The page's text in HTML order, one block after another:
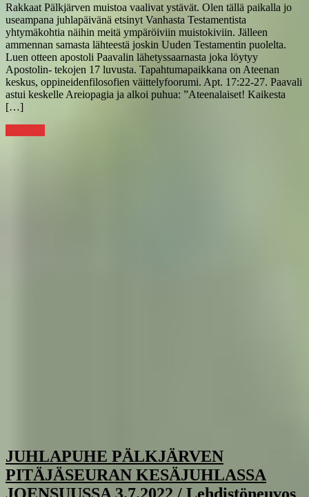
Rakkaat Pälkjärven muistoa vaalivat ystävät. Olen tällä paikalla jo
useampana juhlapäivänä etsinyt Vanhasta Testamentista
yhtymäkohtia näihin meitä ympäröiviin muistokiviin. Jälleen
ammennan samasta lähteestä joskin Uuden Testamentin puolelta.
Luen otteen apostoli Paavalin lähetyssaarnasta joka löytyy
Apostolin- tekojen 17 luvusta. Tapahtumapaikkana on Ateenan
keskus, oppineidenfilosofien väittelyfoorumi. Apt. 17:22-27. Paavali
astui keskelle Areiopagia ja alkoi puhua: ”Ateenalaiset! Kaikesta
[…]
JUHLAPUHE PÄLKJÄRVEN
PITÄJÄSEURAN KESÄJUHLASSA